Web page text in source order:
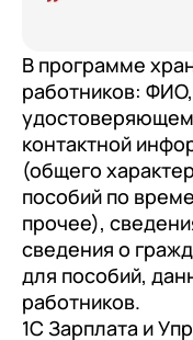
В программе
работников:
контактной
(общего
пособий по
прочее),
сведения о
для пособий,
работников.
1С Зарплата и